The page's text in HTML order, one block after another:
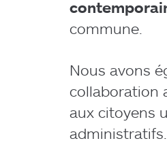
commune.
Nous avons
collaboration
aux citoyens